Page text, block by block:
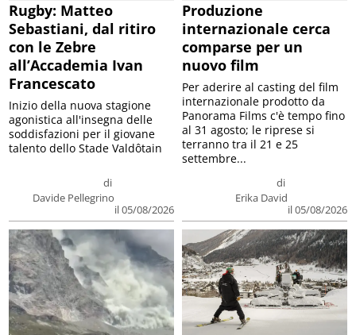
Rugby: Matteo
Sebastiani, dal ritiro
con le Zebre
all’Accademia Ivan
Francescato
di
Davide Pellegrino
il 05/08/2026
Inizio della nuova stagione
agonistica all'insegna delle
soddisfazioni per il giovane
talento dello Stade Valdôtain
Produzione
internazionale cerca
comparse per un
nuovo film
di
Erika David
il 05/08/2026
Per aderire al casting del film
internazionale prodotto da
Panorama Films c'è tempo fino
al 31 agosto; le riprese si
terranno tra il 21 e 25
settembre...